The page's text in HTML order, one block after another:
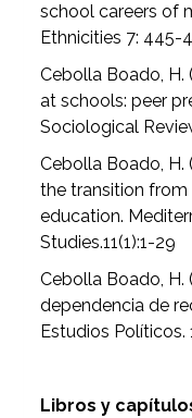
school careers of
Ethnicities 7: 445-
Cebolla Boado,
at schools: peer
Sociological
Cebolla Boado, H.
the transition
education.
Studies.11(1):1-29
Cebolla Boado,
dependencia de
Estudios Políticos.
Libros y